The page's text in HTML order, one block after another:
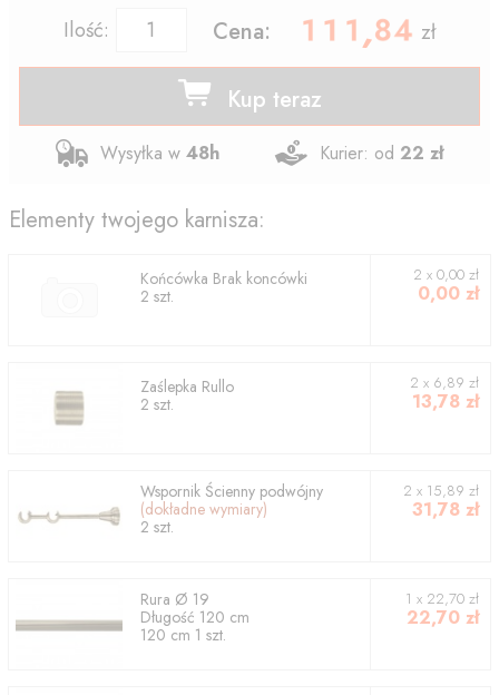
Ilość: Cena: , zł
Kup teraz
Wysyłka w 48h Kurier: od 22 zł
Elementy twojego karnisza:
Końcówka Brak koncówki
2 szt.
2 x 0,00 zł
0,00 zł
Zaślepka Rullo
2 szt.
2 x 6,89 zł
13,78 zł
Wspornik Ścienny podwójny
(dokładne wymiary)
2 szt.
2 x 15,89 zł
31,78 zł
Rura Ø 19
Długość 120 cm
120 cm 1 szt.
1 x 22,70 zł
22,70 zł